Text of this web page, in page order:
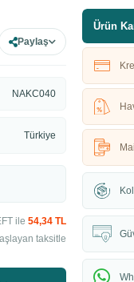
Paylaş
NAKC040
Türkiye
ile 54,34 TL
taksitle
Ürün